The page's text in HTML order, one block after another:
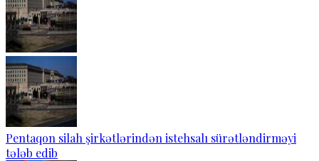
Pentaqon silah şirkətlərindən istehsalı sürətləndirməyi
tələb edib